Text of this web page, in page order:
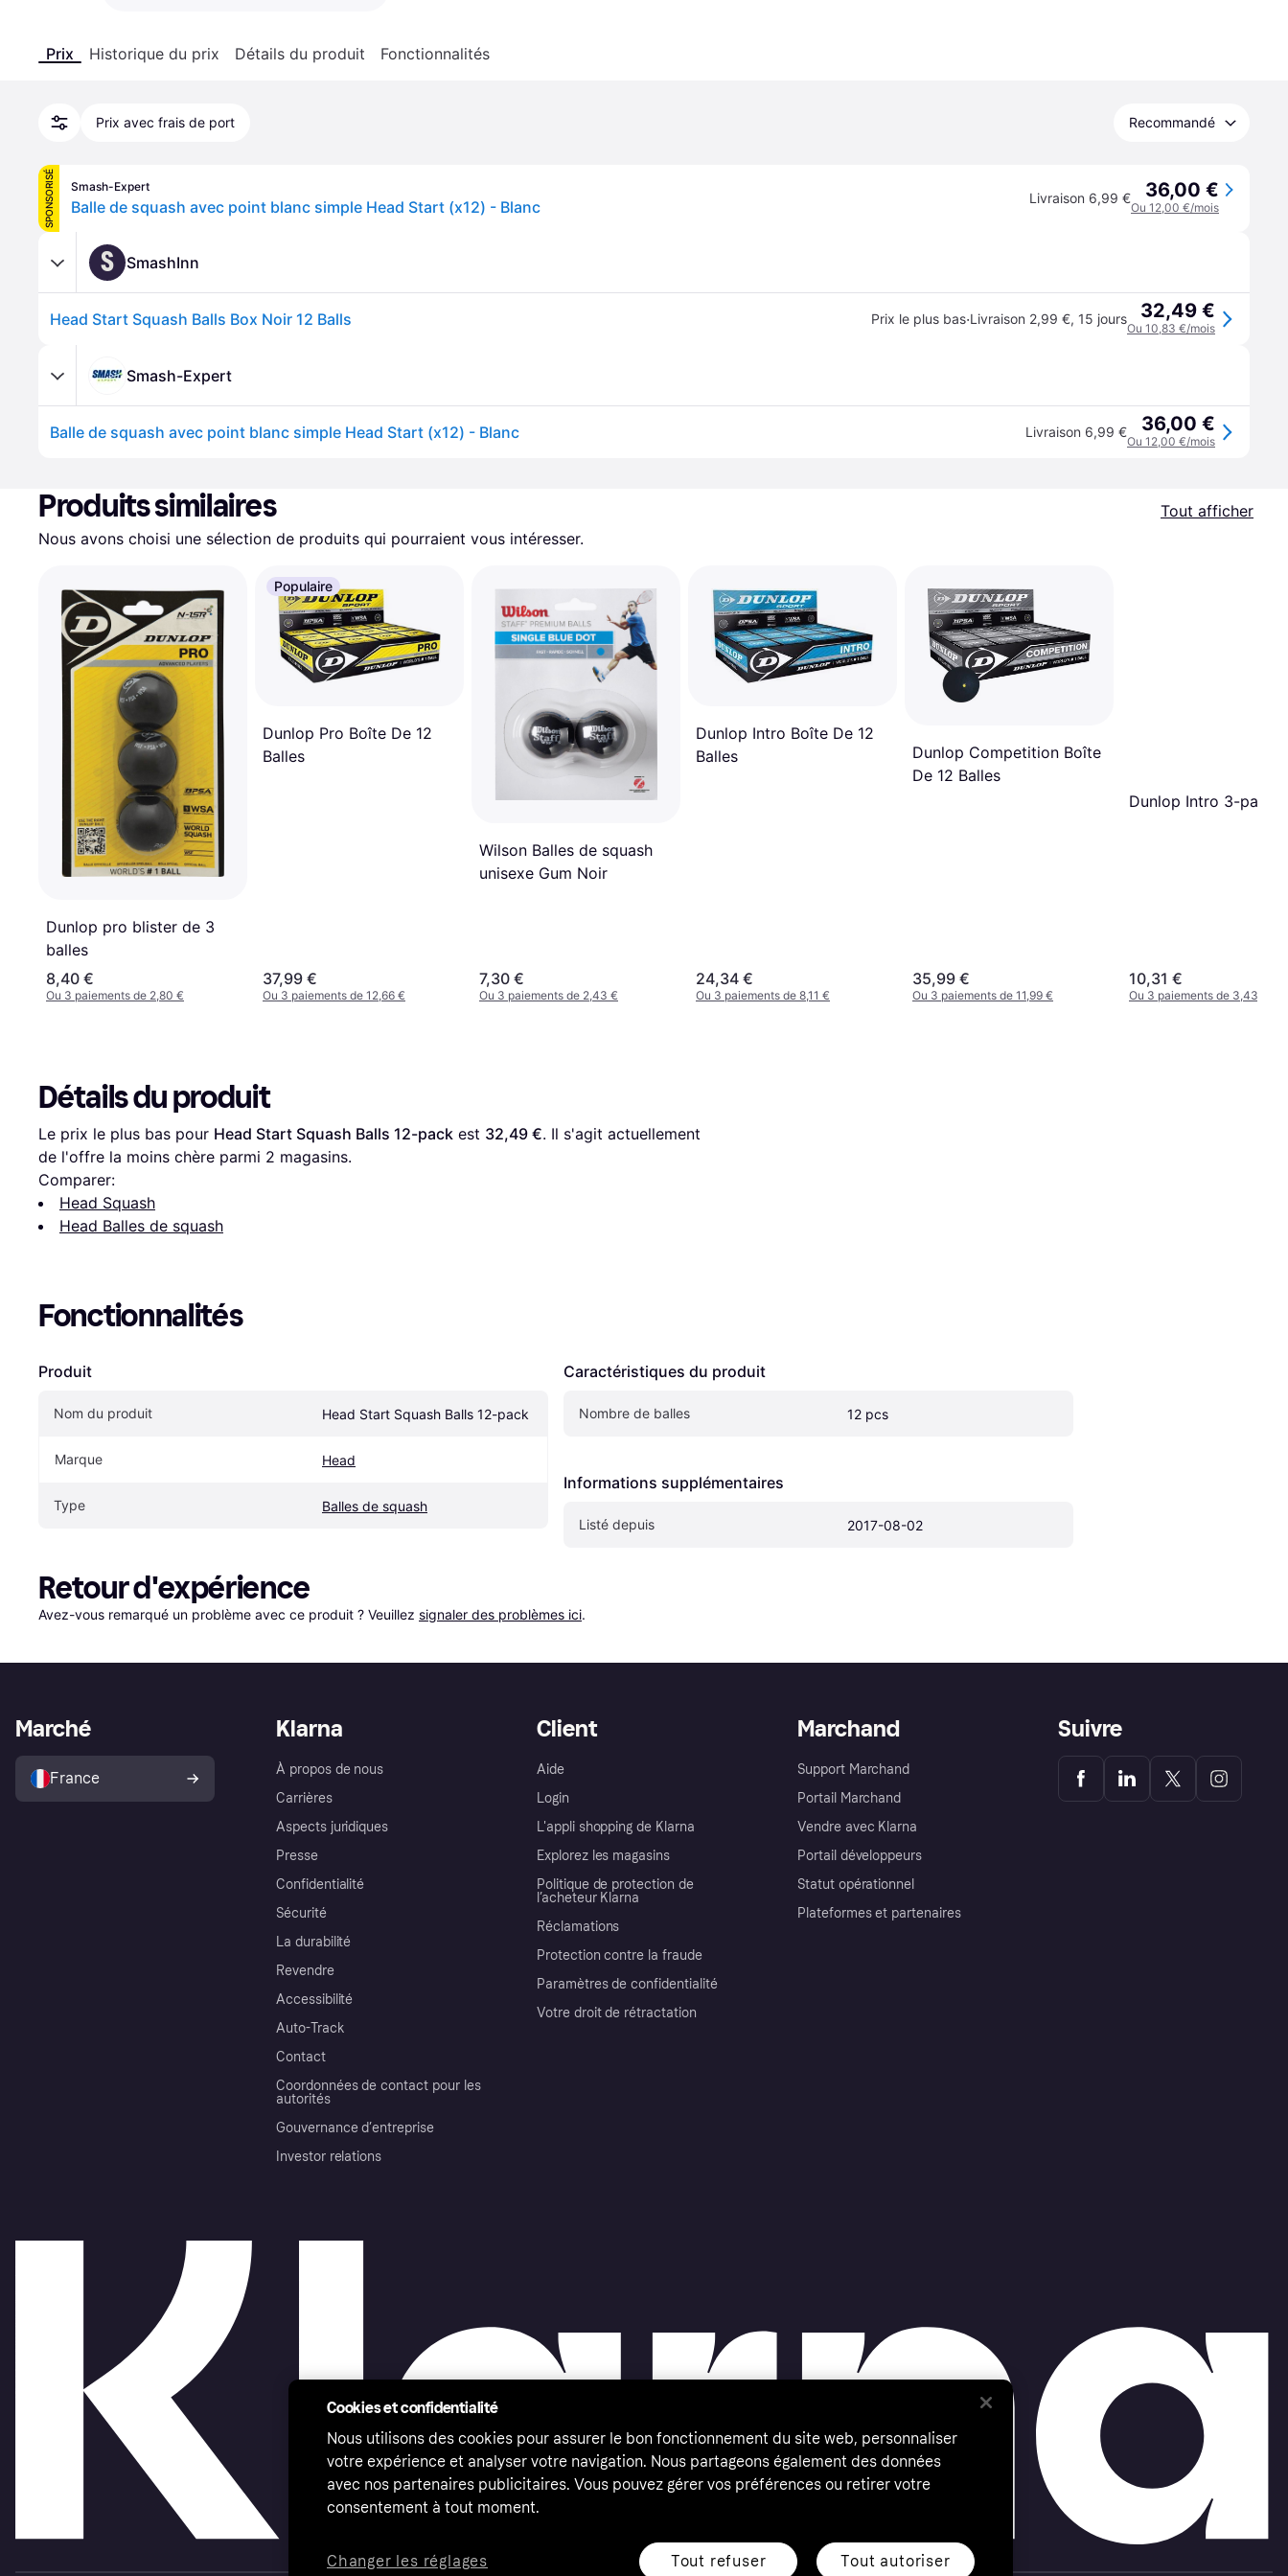
Prix Historique du prix Détails du produit Fonctionnalités
Prix avec frais de port Recommandé
SPONSORISÉ Smash-Expert
Balle de squash avec point blanc simple Head Start (x12) - Blanc Livraison 6,99 € 36,00 €
Ou 12,00 €/mois
S SmashInn
Head Start Squash Balls Box Noir 12 Balls Prix le plus bas·Livraison 2,99 €, 15 jours 32,49 €
Ou 10,83 €/mois
Smash-Expert
Balle de squash avec point blanc simple Head Start (x12) - Blanc Livraison 6,99 € 36,00 €
Ou 12,00 €/mois
Produits similaires
Tout afficher
Nous avons choisi une sélection de produits qui pourraient vous intéresser.
Dunlop pro blister de 3
balles
8,40 €
Ou 3 paiements de 2,80 €
Populaire
Dunlop Pro Boîte De 12
Balles
37,99 €
Ou 3 paiements de 12,66 €
Wilson Balles de squash
unisexe Gum Noir
7,30 €
Ou 3 paiements de 2,43 €
Dunlop Intro Boîte De 12
Balles
24,34 €
Ou 3 paiements de 8,11 €
Dunlop Competition Boîte
De 12 Balles
35,99 €
Ou 3 paiements de 11,99 €
Dunlop Intro 3-pack
10,31 €
Ou 3 paiements de 3,43 €
Détails du produit
Le prix le plus bas pour Head Start Squash Balls 12-pack est 32,49 €. Il s'agit actuellement
de l'offre la moins chère parmi 2 magasins.
Comparer:
Head Squash
Head Balles de squash
Fonctionnalités
Produit
Nom du produit Head Start Squash Balls 12-pack
Marque Head
Type Balles de squash
Caractéristiques du produit
Nombre de balles 12 pcs
Informations supplémentaires
Listé depuis 2017-08-02
Retour d'expérience
Avez-vous remarqué un problème avec ce produit ? Veuillez signaler des problèmes ici.
Klarna
À propos de nous
Carrières
Aspects juridiques
Presse
Confidentialité
Sécurité
La durabilité
Revendre
Accessibilité
Auto-Track
Contact
Coordonnées de contact pour les
autorités
Gouvernance d’entreprise
Investor relations
Client
Aide
Login
L'appli shopping de Klarna
Explorez les magasins
Politique de protection de
l’acheteur Klarna
Réclamations
Protection contre la fraude
Paramètres de confidentialité
Votre droit de rétractation
Marchand
Support Marchand
Portail Marchand
Vendre avec Klarna
Portail développeurs
Statut opérationnel
Plateformes et partenaires
Marché
France
Suivre
Cookies et confidentialité
Nous utilisons des cookies pour assurer le bon fonctionnement du site web, personnaliser
votre expérience et analyser votre navigation. Nous partageons également des données
avec nos partenaires publicitaires. Vous pouvez gérer vos préférences ou retirer votre
consentement à tout moment.
Tout refuser Tout autoriser
Changer les réglages